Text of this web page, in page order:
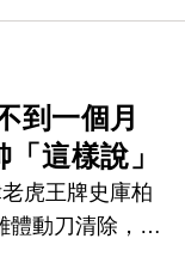
到一個月
這樣說」
虎王牌史庫柏
體動刀清除，恢